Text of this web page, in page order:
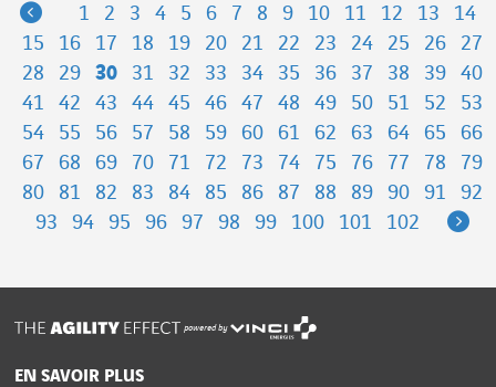
Previous
1 2 3 4 5 6 7 8 9 10 11 12 13
14
15
16 17 18 19 20 21 22 23 24 25 26
27
28
29 30 31 32 33 34 35 36 37 38 39
40
41
42 43 44 45 46 47 48 49 50 51 52
53
54
55 56 57 58 59 60 61 62 63 64 65
66
67
68 69 70 71 72 73 74 75 76 77 78
79
80
81 82 83 84 85 86 87 88 89 90 91
92
93
94 95 96 97 98 99 100 101 102
powered by
EN SAVOIR PLUS